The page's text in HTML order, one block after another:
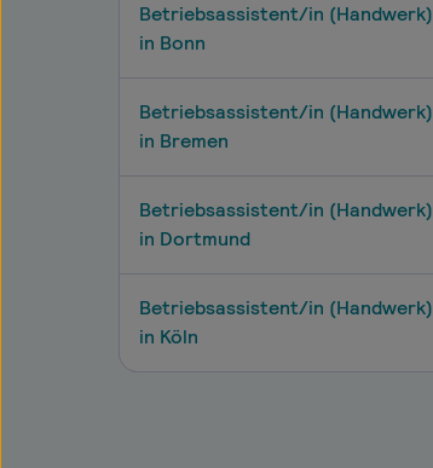
Betriebsassistent/in (Handwerk)
in Bonn
Betriebsassistent/in (Handwerk)
in Bremen
Betriebsassistent/in (Handwerk)
in Dortmund
Betriebsassistent/in (Handwerk)
in Köln